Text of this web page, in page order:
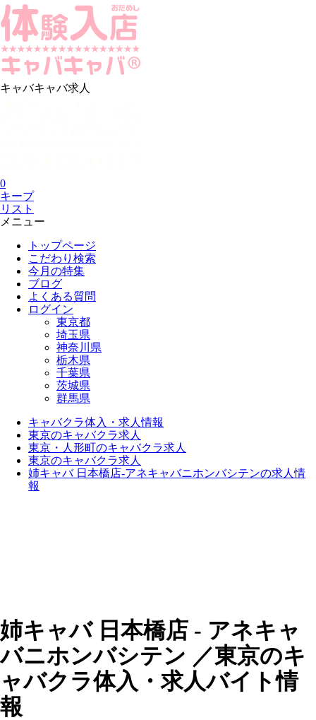
キャバキャバ求人
0
キープ
リスト
メニュー
トップページ
こだわり検索
今月の特集
ブログ
よくある質問
ログイン
東京都
埼玉県
神奈川県
栃木県
千葉県
茨城県
群馬県
キャバクラ体入・求人情報
東京のキャバクラ求人
東京・人形町のキャバクラ求人
東京のキャバクラ求人
姉キャバ 日本橋店-アネキャバニホンバシテンの求人情
報
姉キャバ 日本橋店 - アネキャ
バニホンバシテン ／東京のキ
ャバクラ体入・求人バイト情
報